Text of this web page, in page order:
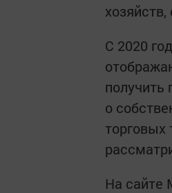
С 2020
о
торговых
На сайте